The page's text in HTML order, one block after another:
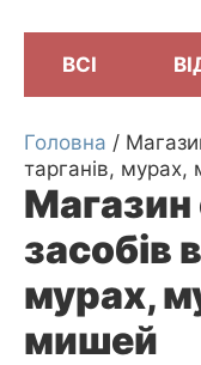
ВСІ
Головна /
тарганів, мурах,
засобів
мурах,
мишей